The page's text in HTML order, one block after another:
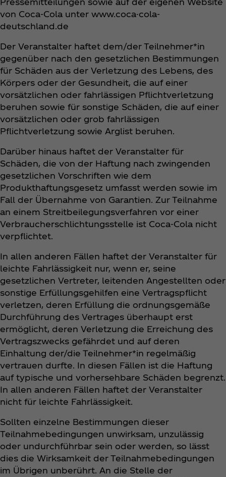
von Coca‑Cola unter www.coca-cola-
deutschland.de
Der Veranstalter haftet dem/der Teilnehmer*in
gegenüber nach den gesetzlichen Bestimmungen
für Schäden aus der Verletzung des Lebens, des
Körpers oder der Gesundheit, die auf einer
vorsätzlichen oder fahrlässigen Pflichtverletzung
beruhen sowie für sonstige Schäden, die auf einer
vorsätzlichen oder grob fahrlässigen
Pflichtverletzung sowie Arglist beruhen.
Darüber hinaus haftet der Veranstalter für
Schäden, die von der Haftung nach zwingenden
gesetzlichen Vorschriften wie dem
Produkthaftungsgesetz umfasst werden sowie im
Fall der Übernahme von Garantien. Zur Teilnahme
an einem Streitbeilegungsverfahren vor einer
Verbraucherschlichtungsstelle ist Coca‑Cola nicht
verpflichtet.
In allen anderen Fällen haftet der Veranstalter für
leichte Fahrlässigkeit nur, wenn er, seine
gesetzlichen Vertreter, leitenden Angestellten oder
sonstige Erfüllungsgehilfen eine Vertragspflicht
verletzen, deren Erfüllung die ordnungsgemäße
Durchführung des Vertrages überhaupt erst
ermöglicht, deren Verletzung die Erreichung des
Vertragszwecks gefährdet und auf deren
Einhaltung der/die Teilnehmer*in regelmäßig
vertrauen durfte. In diesen Fällen ist die Haftung
auf typische und vorhersehbare Schäden begrenzt.
In allen anderen Fällen haftet der Veranstalter
nicht für leichte Fahrlässigkeit.
Sollten einzelne Bestimmungen dieser
Teilnahmebedingungen unwirksam, unzulässig
oder undurchführbar sein oder werden, so lässt
dies die Wirksamkeit der Teilnahmebedingungen
im Übrigen unberührt. An die Stelle der